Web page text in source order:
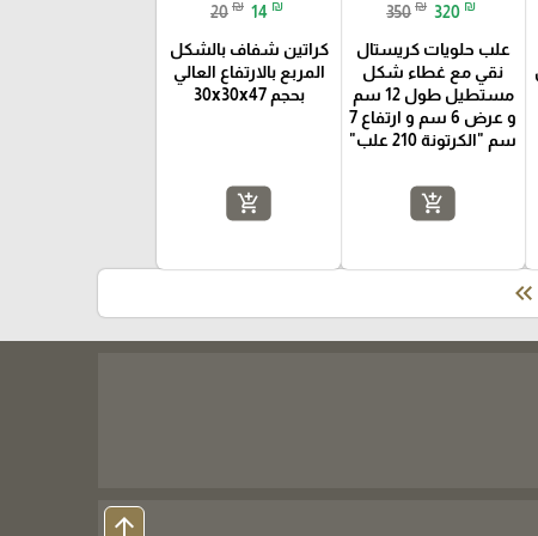
350 ₪ 320 ₪
علب حلويات كريستال
نقي مع غطاء شكل
مستطيل طول 12 سم
و عرض 6 سم و ارتفاع 7
سم "الكرتونة 210 علب"
add_shopping_cart
20 ₪ 14 ₪
كراتين شفاف بالشكل
المربع بالارتفاع العالي
بحجم 30x30x47
add_shopping_cart
keyboard_double_arrow_left
arrow_upward